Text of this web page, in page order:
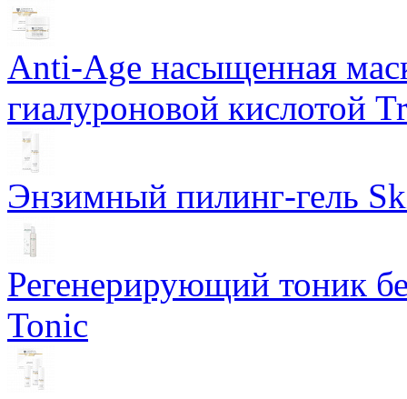
Anti-Age насыщенная
гиалуроновой кислотой
Энзимный пилинг-гель
Регенерирующий тоник
Tonic